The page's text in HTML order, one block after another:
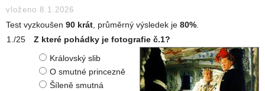
vloženo 8.1.2026
Test vyzkoušen 90 krát , průměrný výsledek je 80%
Z které pohádky je fotografie č.1?
Královský slib
O smutné princezně
Šíleně smutná